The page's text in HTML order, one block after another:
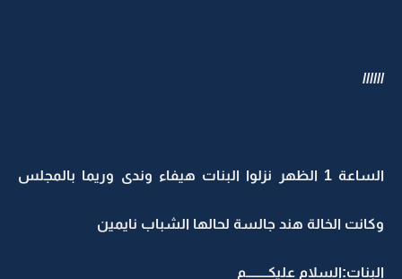
//////
الساعة 1 الظهر نزلوا البنات هيفاء وندى وريما بالمجلس
وكانت الخالة هند جالسة لحالها الشباب نايمين
البنات:السلام عليكــــــــم